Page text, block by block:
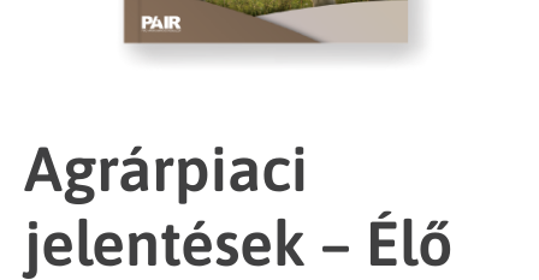
Agrárpiaci
jelentések – Élő